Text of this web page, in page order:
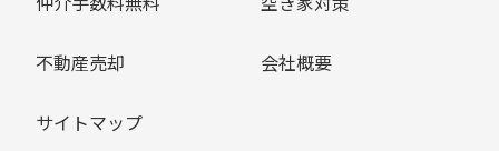
不動産売却 会社概要
サイトマップ